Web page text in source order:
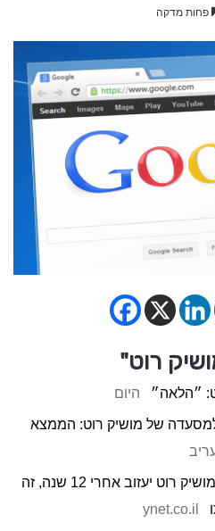
פחות מדקה
רוט"
״הלאה״ היום
של מושיק רוט: הממצא
דרמה ב"משחקי השף": מושיק רוט יעזוב אחרי 12 שנה, זה
ynet.co.il